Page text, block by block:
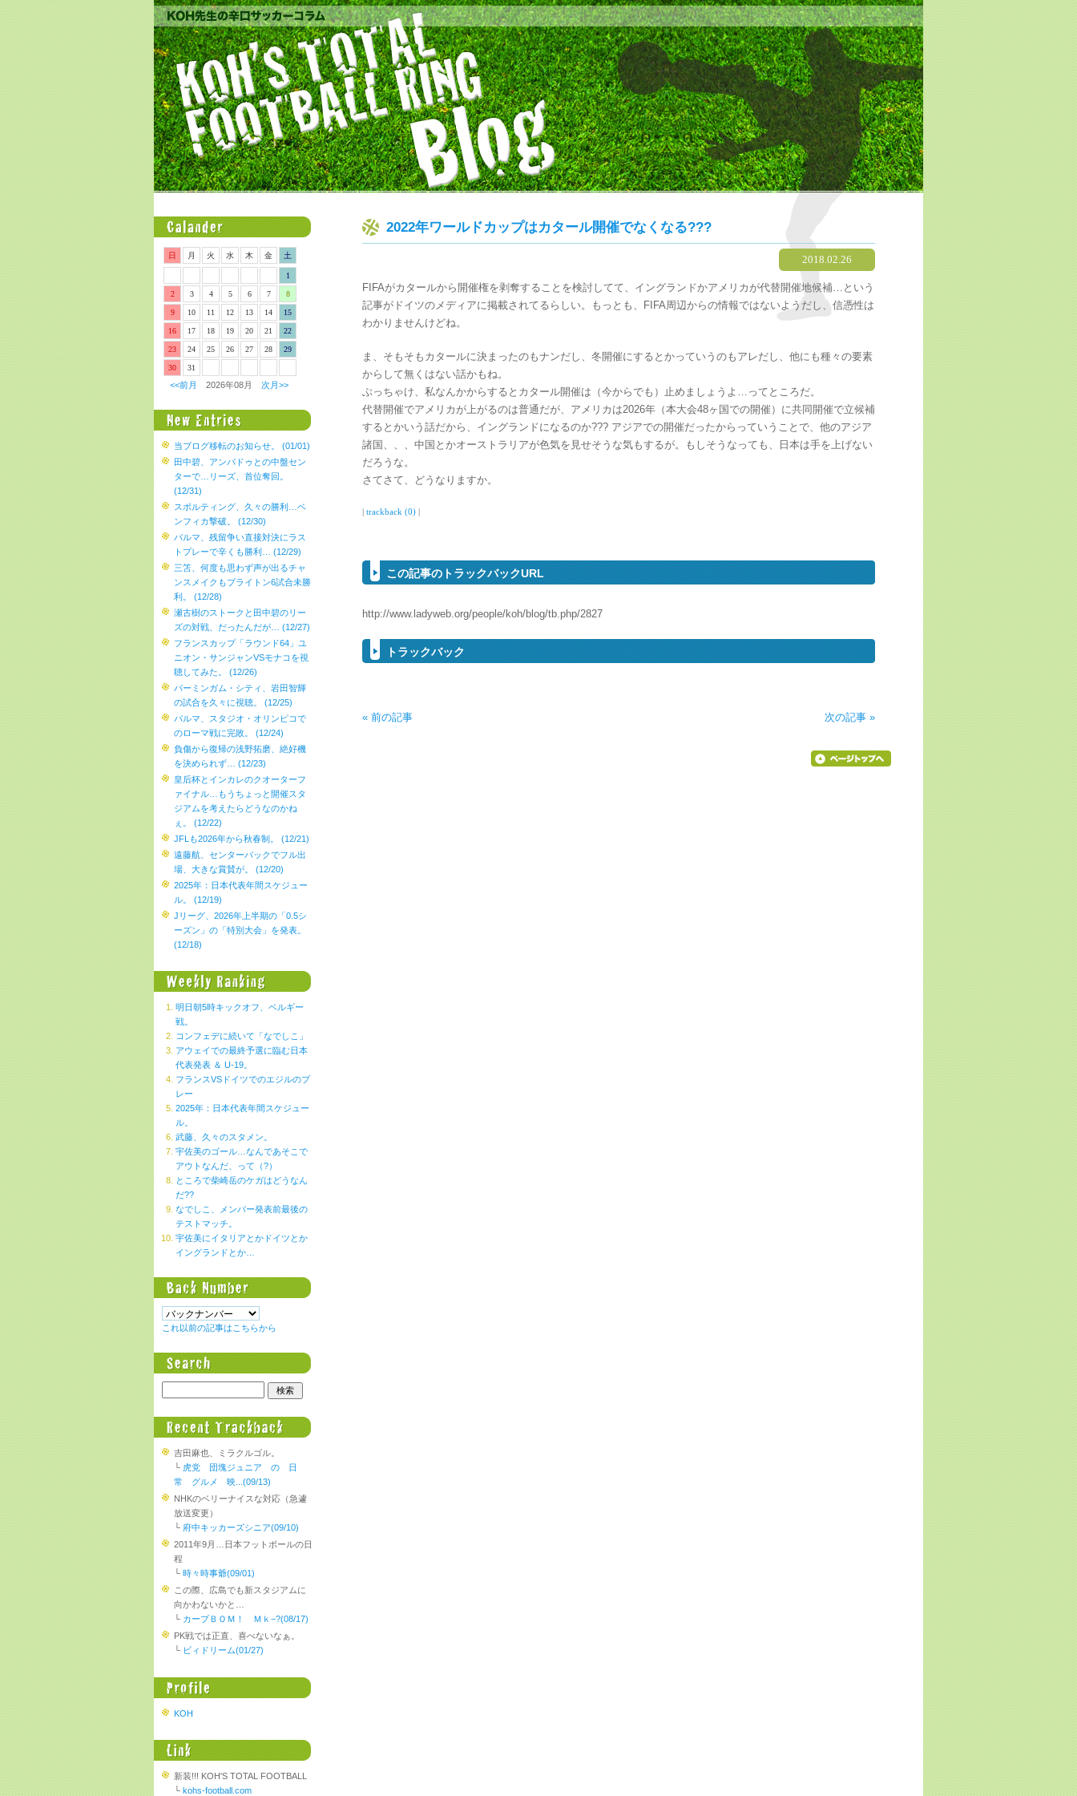
2022年ワールドカップはカタール開催でなくなる???
2018.02.26
FIFAがカタールから開催権を剥奪することを検討してて、イングランドかアメリカが代替開催地候補…という
記事がドイツのメディアに掲載されてるらしい。もっとも、FIFA周辺からの情報ではないようだし、信憑性は
わかりませんけどね。
ま、そもそもカタールに決まったのもナンだし、冬開催にするとかっていうのもアレだし、他にも種々の要素
からして無くはない話かもね。
ぶっちゃけ、私なんかからするとカタール開催は（今からでも）止めましょうよ…ってところだ。
代替開催でアメリカが上がるのは普通だが、アメリカは2026年（本大会48ヶ国での開催）に共同開催で立候補
するとかいう話だから、イングランドになるのか??? アジアでの開催だったからっていうことで、他のアジア
諸国、、、中国とかオーストラリアが色気を見せそうな気もするが。もしそうなっても、日本は手を上げない
だろうな。
さてさて、どうなりますか。
| trackback (0) |
この記事のトラックバックURL
http://www.ladyweb.org/people/koh/blog/tb.php/2827
トラックバック
« 前の記事 次の記事 »
日 月 火 水 木 金 土
1
2 3 4 5 6 7 8
9 10 11 12 13 14 15
16 17 18 19 20 21 22
23 24 25 26 27 28 29
30 31
<<前月 2026年08月 次月>>
当ブログ移転のお知らせ。 (01/01)
田中碧、アンパドゥとの中盤セン
ターで…リーズ、首位奪回。
(12/31)
スポルティング、久々の勝利…ベ
ンフィカ撃破。 (12/30)
パルマ、残留争い直接対決にラス
トプレーで辛くも勝利… (12/29)
三笘、何度も思わず声が出るチャ
ンスメイクもブライトン6試合未勝
利。 (12/28)
瀬古樹のストークと田中碧のリー
ズの対戦、だったんだが… (12/27)
フランスカップ「ラウンド64」ユ
ニオン・サンジャンVSモナコを視
聴してみた。 (12/26)
バーミンガム・シティ、岩田智輝
の試合を久々に視聴。 (12/25)
パルマ、スタジオ・オリンピコで
のローマ戦に完敗。 (12/24)
負傷から復帰の浅野拓磨、絶好機
を決められず… (12/23)
皇后杯とインカレのクオーターフ
ァイナル…もうちょっと開催スタ
ジアムを考えたらどうなのかね
ぇ。 (12/22)
JFLも2026年から秋春制。 (12/21)
遠藤航、センターバックでフル出
場、大きな賞賛が。 (12/20)
2025年：日本代表年間スケジュー
ル。 (12/19)
Jリーグ、2026年上半期の「0.5シ
ーズン」の「特別大会」を発表。
(12/18)
明日朝5時キックオフ、ベルギー
戦。
コンフェデに続いて「なでしこ」
アウェイでの最終予選に臨む日本
代表発表 ＆ U-19。
フランスVSドイツでのエジルのプ
レー
2025年：日本代表年間スケジュー
ル。
武藤、久々のスタメン。
宇佐美のゴール…なんであそこで
アウトなんだ、って（?）
ところで柴崎岳のケガはどうなん
だ??
なでしこ、メンバー発表前最後の
テストマッチ。
宇佐美にイタリアとかドイツとか
イングランドとか…
これ以前の記事はこちらから
吉田麻也、ミラクルゴル。
└ 虎党 団塊ジュニア の 日
常 グルメ 映...(09/13)
NHKのベリーナイスな対応（急遽
放送変更）
└ 府中キッカーズシニア(09/10)
2011年9月…日本フットボールの日
程
└ 時々時事爺(09/01)
この際、広島でも新スタジアムに
向かわないかと…
└ カープＢＯＭ！ Ｍｋ−?(08/17)
PK戦では正直、喜べないなぁ。
└ ビィドリーム(01/27)
KOH
新装!!! KOH'S TOTAL FOOTBALL
└ kohs-football.com